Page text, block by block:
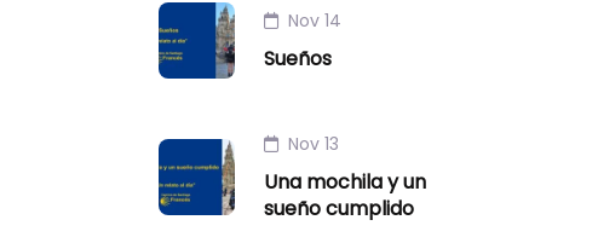
Nov 14
Sueños
Nov 13
Una mochila y un
sueño cumplido